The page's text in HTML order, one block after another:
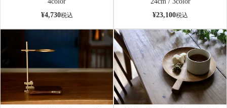
¥4,730税込
¥23,100税込